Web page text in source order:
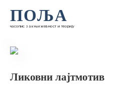
ПОЉА
часопис за књижевност и теорију
Ликовни лајтмотив